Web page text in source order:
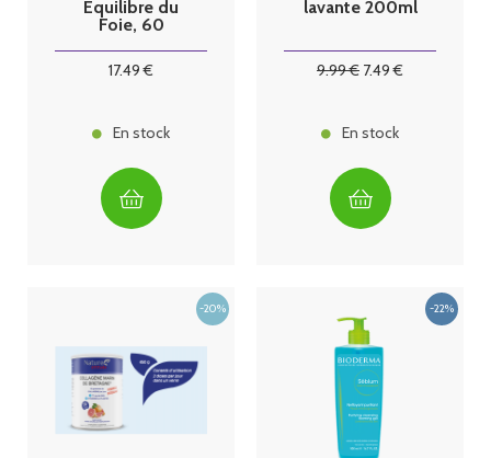
Equilibre du
Foie, 60
17.49 €
En stock
lavante 200ml
9.99€ 7.49 €
En stock